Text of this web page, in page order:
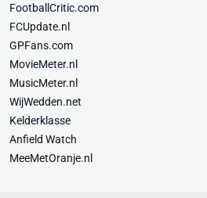
FootballCritic.com
FCUpdate.nl
GPFans.com
MovieMeter.nl
MusicMeter.nl
WijWedden.net
Kelderklasse
Anfield Watch
MeeMetOranje.nl